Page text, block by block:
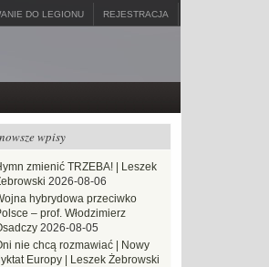
DO LEGIONU REJESTRACJA
wpisy
zmienić TRZEBA! | Leszek
2026-08-06
hybrydowa przeciwko
– prof. Włodzimierz
2026-08-05
nie chcą rozmawiać | Nowy
Europy | Leszek Żebrowski